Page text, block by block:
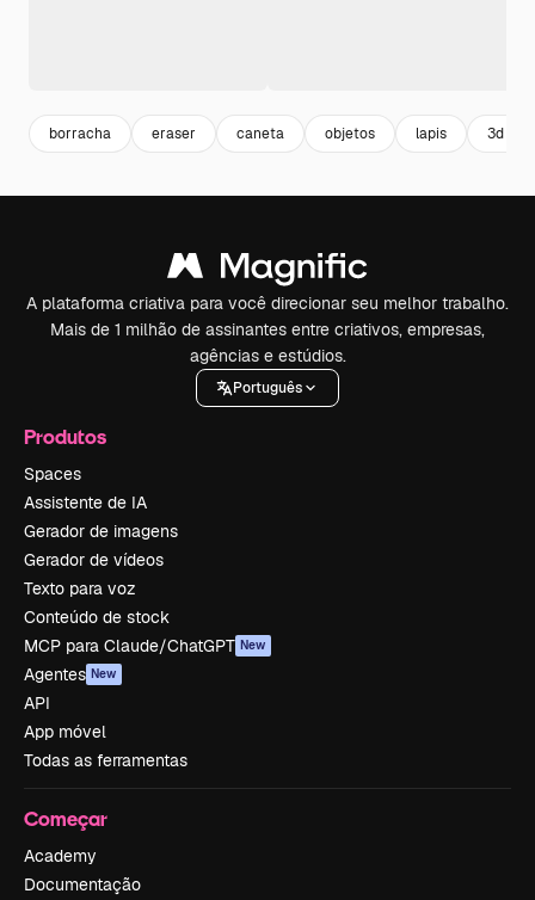
borracha eraser caneta objetos lapis 3d
A plataforma criativa para você direcionar seu melhor trabalho.
Mais de 1 milhão de assinantes entre criativos, empresas,
agências e estúdios.
Português
Produtos
Spaces
Assistente de IA
Gerador de imagens
Gerador de vídeos
Texto para voz
Conteúdo de stock
MCP para Claude/ChatGPT New
Agentes New
API
App móvel
Todas as ferramentas
Começar
Academy
Documentação